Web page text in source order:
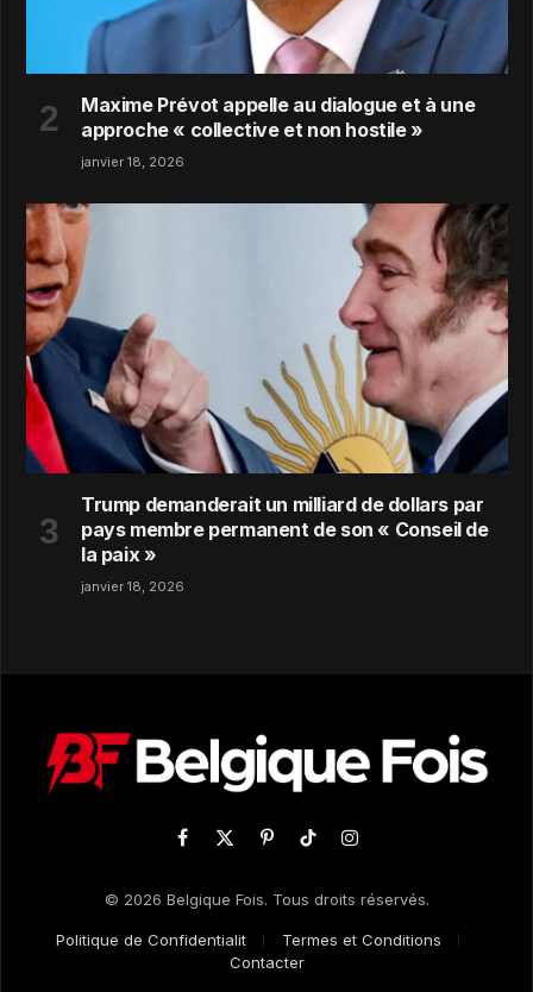
Maxime Prévot appelle au dialogue et à une
approche « collective et non hostile »
janvier 18, 2026
Trump demanderait un milliard de dollars par
pays membre permanent de son « Conseil de
la paix »
janvier 18, 2026
Facebook
X
PinterestTikTokInstagram
© 2026 Belgique Fois. Tous droits réservés.
Politique de Confidentialit
Termes et Conditions
Contacter